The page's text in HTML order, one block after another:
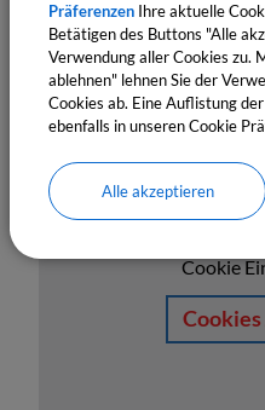
nicht
Cookie
Cookies
Präferenzen Ihre aktuelle
Betätigen des Buttons "Alle
Verwendung aller Cookies zu.
ablehnen" lehnen Sie der
Cookies ab. Eine Auflistung
ebenfalls in unseren Cookie
Alle akzeptieren